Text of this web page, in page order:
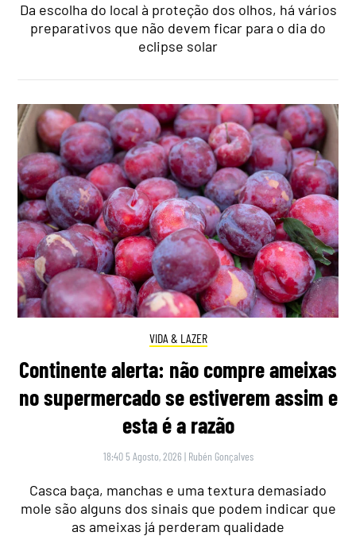
Da escolha do local à proteção dos olhos, há vários
preparativos que não devem ficar para o dia do
eclipse solar
VIDA & LAZER
Continente alerta: não compre ameixas
no supermercado se estiverem assim e
esta é a razão
18:40 5 Agosto, 2026 | Rubén Gonçalves
Casca baça, manchas e uma textura demasiado
mole são alguns dos sinais que podem indicar que
as ameixas já perderam qualidade